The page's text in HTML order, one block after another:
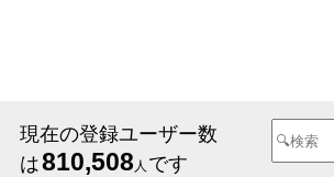
現在の登録ユーザー数
は810,508 人 です